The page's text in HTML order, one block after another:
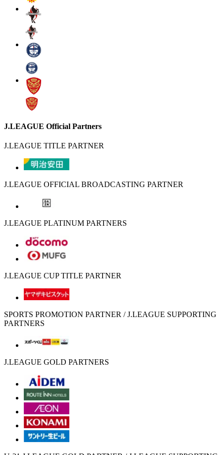
J.LEAGUE Official Partners
J.LEAGUE TITLE PARTNER
J.LEAGUE OFFICIAL BROADCASTING PARTNER
J.LEAGUE PLATINUM PARTNERS
J.LEAGUE CUP TITLE PARTNER
SPORTS PROMOTION PARTNER / J.LEAGUE SUPPORTING
PARTNERS
J.LEAGUE GOLD PARTNERS